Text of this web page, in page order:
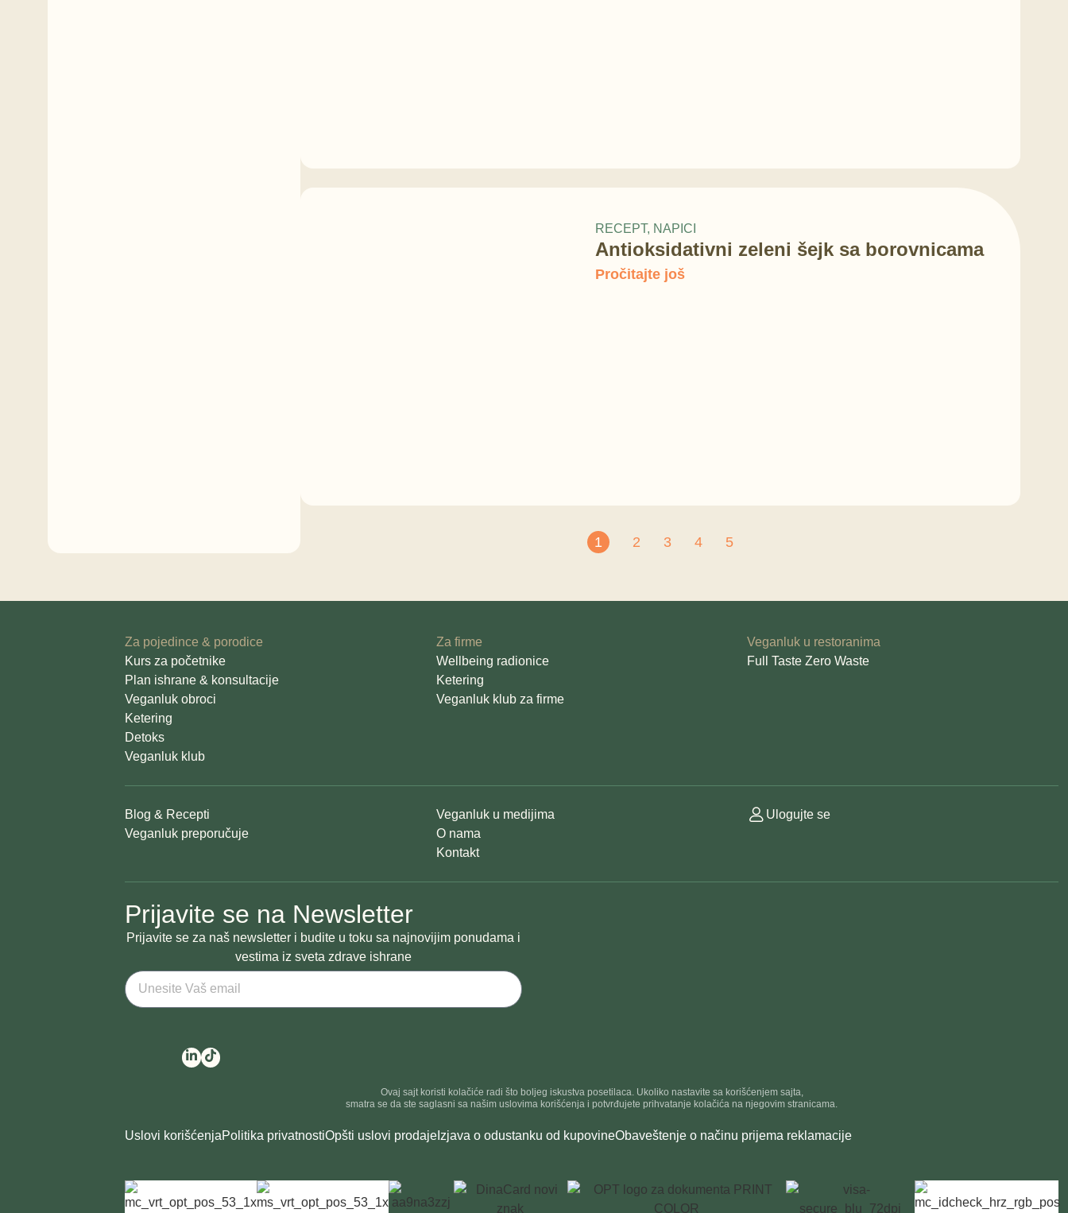
RECEPT, NAPICI
Antioksidativni zeleni šejk sa borovnicama
Pročitajte još
1 2 3 4 5
Za pojedince & porodice
Kurs za početnike
Plan ishrane & konsultacije
Veganluk obroci
Ketering
Detoks
Veganluk klub
Za firme
Wellbeing radionice
Ketering
Veganluk klub za firme
Veganluk u restoranima
Full Taste Zero Waste
Blog & Recepti
Veganluk preporučuje
Veganluk u medijima
O nama
Kontakt
Ulogujte se
Prijavite se na Newsletter
Prijavite se za naš newsletter i budite u toku sa najnovijim ponudama i
vestima iz sveta zdrave ishrane
Ovaj sajt koristi kolačiće radi što boljeg iskustva posetilaca. Ukoliko nastavite sa korišćenjem sajta,
smatra se da ste saglasni sa našim uslovima korišćenja i potvrđujete prihvatanje kolačića na njegovim stranicama.
Uslovi korišćenjaPolitika privatnostiOpšti uslovi prodaje Izjava o odustanku od kupovineObaveštenje o načinu prijema reklamacije